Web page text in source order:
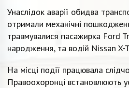
Унаслідок аварії обидва
отримали механічні
травмувалися пасажирка Ford
народження, та водій Nissan X-
На місці події працювала
Правоохоронці встановлюють